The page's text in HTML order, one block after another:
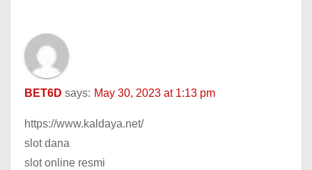
BET6D says: May 30, 2023 at 1:13 pm
https://www.kaldaya.net/
slot dana
slot online resmi